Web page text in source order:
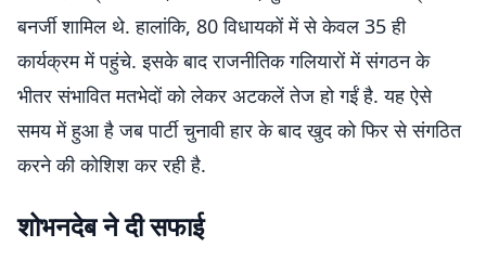
बनर्जी शामिल थे. हालांकि, 80 विधायकों में से केवल 35 ही
कार्यक्रम में पहुंचे. इसके बाद राजनीतिक गलियारों में संगठन के
भीतर संभावित मतभेदों को लेकर अटकलें तेज हो गईं है. यह ऐसे
समय में हुआ है जब पार्टी चुनावी हार के बाद खुद को फिर से संगठित
करने की कोशिश कर रही है.
शोभनदेब ने दी सफाई